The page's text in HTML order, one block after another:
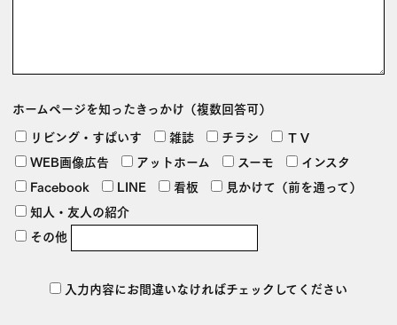
ホームページを知ったきっかけ （複数回答可）
リビング・すぱいす
雑誌 チラシ
ＴＶ
WEB画像広告
アットホーム スーモ
インスタ
Facebook
LINE 看板
見かけて（前を通って）
知人・友人の紹介
その他
入力内容にお間違いなければチェックしてください